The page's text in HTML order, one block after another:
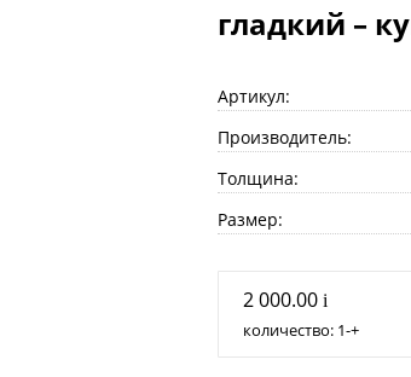
гладкий –
Артикул:
Производитель:
Толщина:
Размер:
2 000.00 i
количество: 1 +